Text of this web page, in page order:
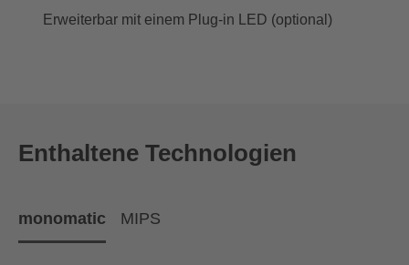
Erweiterbar mit einem Plug-in LED (optional)
Enthaltene Technologien
monomatic MIPS